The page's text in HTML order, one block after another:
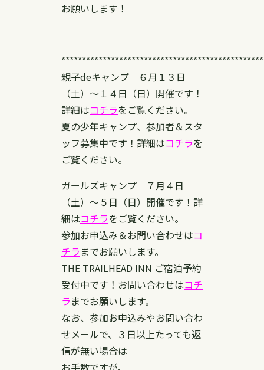
お願いします！
親子deキャンプ ６月１３日
（土）〜１４日（日）開催です！
詳細はコチラをご覧ください。
夏の少年キャンプ、参加者＆スタ
ッフ募集中です！詳細はコチラを
ご覧ください。
ガールズキャンプ ７月４日
（土）〜５日（日）開催です！詳
細はコチラをご覧ください。
参加お申込み＆お問い合わせはコ
チラ までお願いします。
THE TRAILHEAD INN ご宿泊予約
受付中です！お問い合わせはコチ
ラ までお願いします。
なお、参加お申込みやお問い合わ
せメールで、３日以上たっても返
信が無い場合は
お手数ですが、